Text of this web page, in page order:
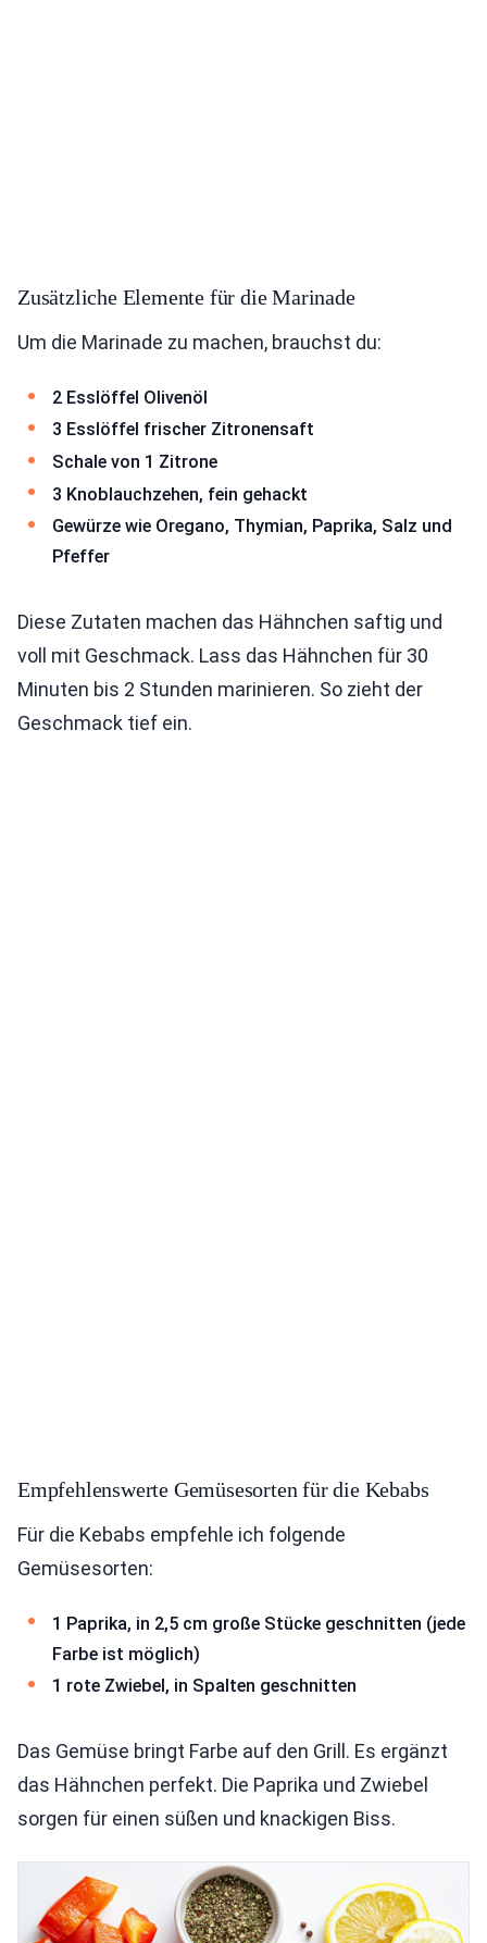
Zusätzliche Elemente für die Marinade
Um die Marinade zu machen, brauchst du:
2 Esslöffel Olivenöl
3 Esslöffel frischer Zitronensaft
Schale von 1 Zitrone
3 Knoblauchzehen, fein gehackt
Gewürze wie Oregano, Thymian, Paprika, Salz und
Pfeffer
Diese Zutaten machen das Hähnchen saftig und
voll mit Geschmack. Lass das Hähnchen für 30
Minuten bis 2 Stunden marinieren. So zieht der
Geschmack tief ein.
Empfehlenswerte Gemüsesorten für die Kebabs
Für die Kebabs empfehle ich folgende
Gemüsesorten:
1 Paprika, in 2,5 cm große Stücke geschnitten (jede
Farbe ist möglich)
1 rote Zwiebel, in Spalten geschnitten
Das Gemüse bringt Farbe auf den Grill. Es ergänzt
das Hähnchen perfekt. Die Paprika und Zwiebel
sorgen für einen süßen und knackigen Biss.